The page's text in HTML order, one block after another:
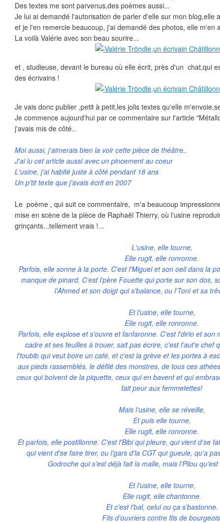
Des textes me sont parvenus,des poèmes aussi...
Je lui ai demandé l'autorisation de parler d'elle sur mon blog,elle
et je l'en remercie beaucoup, j'ai demandé des photos, elle m'en
La voilà Valérie avec son beau sourire...
et , studieuse, devant le bureau où elle écrit, près d'un chat,qui
des écrivains !
Je vais donc publier ,petit à petit,les jolis textes qu'elle
Je commence aujourd'hui par ce commentaire sur l'article
j'avais mis de côté..
Moi aussi, j'aimerais bien la voir cette pièce de théâtre..
J'ai lu cet article aussi avec un pincement au coeur
L'usine, j'ai habité juste à côté pendant 18 ans
Un p'tit texte que j'avais écrit en 2007
Le poème , qui suit ce commentaire, m'a beaucoup
mise en scène de la pièce de Raphaël Thierry, où l'usine
grinçants...tellement vrais !...
L'usine, elle tourne,
Elle rugit, elle ronronne.
Parfois, elle sonne à la porte. C'est l'Miguel et son oeil dans la
manque de pinard. C'est l'père Fouette qui porte sur son dos,
l'Ahmed et son doigt qui s'balance, ou l'Toni et sa
Et l'usine, elle tourne,
Elle rugit, elle ronronne.
Parfois, elle explose et s'ouvre et fanfaronne. C'est l'dirlo et son
cadre et ses feuilles à trouer, sait pas écrire, c'est l'aut'e chef
l'toubib qui veut boire un café, et c'est la grève et les portes à
aux pieds rassemblés, le défilé des monstres, de tous ces
ceux qui boivent de la piquette, ceux qui en bavent et qui
fait peur aux femmelettes!
Mais l'usine, elle se réveille,
Et puis elle tourne,
Elle rugit, elle ronronne.
Et parfois, elle postillonne. C'est l'Bibi qui pleure, qui vient d'se
qui vient d'se faire tirer, ou l'gars d'la CGT qui gueule, qu'a
Godroche qui s'est déjà fait la malle, mais l'Pilou
Et l'usine, elle tourne,
Elle rugit, elle chantonne.
Et c'est l'bal, celui ou ça s'bastonne.
Fils d'ouvriers contre fils de